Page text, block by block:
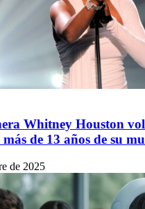
Whitney Houston
más de 13 años de su
de 2025